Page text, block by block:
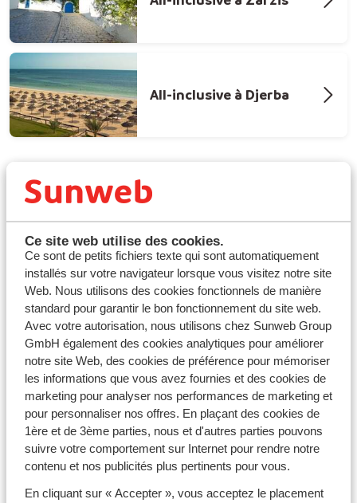
Ce site web utilise des cookies.
Ce sont de petits fichiers texte qui sont automatiquement
installés sur votre navigateur lorsque vous visitez notre site
Web. Nous utilisons des cookies fonctionnels de manière
standard pour garantir le bon fonctionnement du site web.
Avec votre autorisation, nous utilisons chez Sunweb Group
GmbH également des cookies analytiques pour améliorer
notre site Web, des cookies de préférence pour mémoriser
les informations que vous avez fournies et des cookies de
marketing pour analyser nos performances de marketing et
pour personnaliser nos offres. En plaçant des cookies de
1ère et de 3ème parties, nous et d'autres parties pouvons
suivre votre comportement sur Internet pour rendre notre
contenu et nos publicités plus pertinents pour vous.
En cliquant sur « Accepter », vous acceptez le placement
All-inclusive à Djerba
Vacances all-inclusive à Djerba :
détente et évasion garanties
Djerba, Midoun et Zarzis : votre destination all-
inclusive de rêve
Plongez dans l’univers magique de Djerba et ses
alentours, avec des séjours all-inclusive conçus pour
votre confort et votre plaisir. Entre les plages de sable
doré de Zarzis et l’animation des souks de Midoun,
profitez d’un cadre idyllique où tout est pris en charge :
repas savoureux, boissons à volonté, piscines, spas et
activités pour toute
la famille. Les amateurs de
tranquillité trouveront aussi leur bonheur dans des
hôtels adult only
pour une expérience plus
exclusive.Vous souhaitez une pause le temps d'un